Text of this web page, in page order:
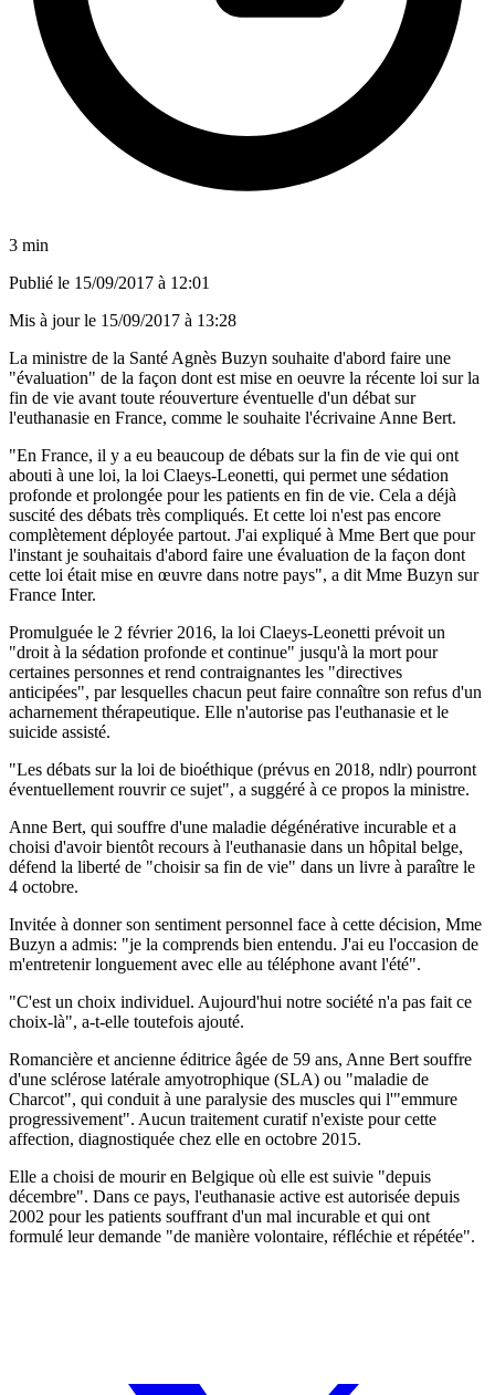
3 min
Publié le 15/09/2017 à 12:01
Mis à jour le 15/09/2017 à 13:28
La ministre de la Santé Agnès Buzyn souhaite d'abord faire une
"évaluation" de la façon dont est mise en oeuvre la récente loi sur la
fin de vie avant toute réouverture éventuelle d'un débat sur
l'euthanasie en France, comme le souhaite l'écrivaine Anne Bert.
"En France, il y a eu beaucoup de débats sur la fin de vie qui ont
abouti à une loi, la loi Claeys-Leonetti, qui permet une sédation
profonde et prolongée pour les patients en fin de vie. Cela a déjà
suscité des débats très compliqués. Et cette loi n'est pas encore
complètement déployée partout. J'ai expliqué à Mme Bert que pour
l'instant je souhaitais d'abord faire une évaluation de la façon dont
cette loi était mise en œuvre dans notre pays", a dit Mme Buzyn sur
France Inter.
Promulguée le 2 février 2016, la loi Claeys-Leonetti prévoit un
"droit à la sédation profonde et continue" jusqu'à la mort pour
certaines personnes et rend contraignantes les "directives
anticipées", par lesquelles chacun peut faire connaître son refus d'un
acharnement thérapeutique. Elle n'autorise pas l'euthanasie et le
suicide assisté.
"Les débats sur la loi de bioéthique (prévus en 2018, ndlr) pourront
éventuellement rouvrir ce sujet", a suggéré à ce propos la ministre.
Anne Bert, qui souffre d'une maladie dégénérative incurable et a
choisi d'avoir bientôt recours à l'euthanasie dans un hôpital belge,
défend la liberté de "choisir sa fin de vie" dans un livre à paraître le
4 octobre.
Invitée à donner son sentiment personnel face à cette décision, Mme
Buzyn a admis: "je la comprends bien entendu. J'ai eu l'occasion de
m'entretenir longuement avec elle au téléphone avant l'été".
"C'est un choix individuel. Aujourd'hui notre société n'a pas fait ce
choix-là", a-t-elle toutefois ajouté.
Romancière et ancienne éditrice âgée de 59 ans, Anne Bert souffre
d'une sclérose latérale amyotrophique (SLA) ou "maladie de
Charcot", qui conduit à une paralysie des muscles qui l'"emmure
progressivement". Aucun traitement curatif n'existe pour cette
affection, diagnostiquée chez elle en octobre 2015.
Elle a choisi de mourir en Belgique où elle est suivie "depuis
décembre". Dans ce pays, l'euthanasie active est autorisée depuis
2002 pour les patients souffrant d'un mal incurable et qui ont
formulé leur demande "de manière volontaire, réfléchie et répétée".